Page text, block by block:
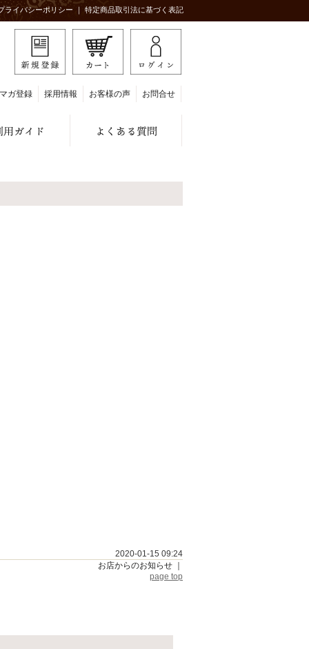
ライバシーポリシー ｜ 特定商品取引法に基づく表記
ガ登録 採用情報 お客様の声 お問合せ
2020-01-15 09:24
お店からのお知らせ
page top